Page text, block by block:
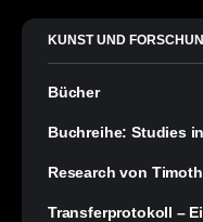
KUNST UND
Bücher
Buchreihe: Studies
Research von
Transferprotokoll –